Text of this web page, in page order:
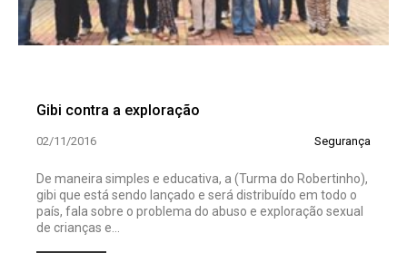
Gibi contra a exploração
02/11/2016 Segurança
De maneira simples e educativa, a (Turma do Robertinho),
gibi que está sendo lançado e será distribuído em todo o
país, fala sobre o problema do abuso e exploração sexual
de crianças e...